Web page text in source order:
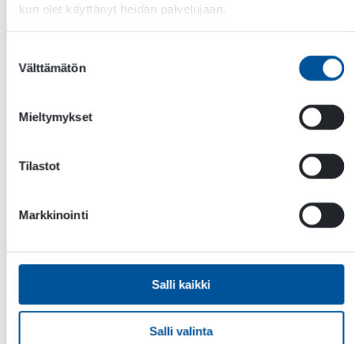
kun olet käyttänyt heidän palvelujaan.
valinta
Välttämätön
Mieltymykset
Tilastot
Markkinointi
Salli kaikki
Salli valinta
DYNASET HRC Hydraulinen nytkysylinteri
liikkeen. Tämä innovatiivinen lisälaite sopii
tarvitaan sahausliikettä. […]